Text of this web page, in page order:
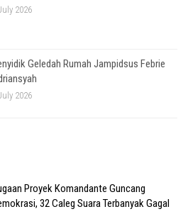
2026
Geledah Rumah Jampidsus Febrie
2026
Proyek Komandante Guncang
32 Caleg Suara Terbanyak Gagal